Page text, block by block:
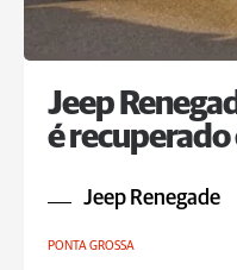
Jeep
é recuperado
Jeep Renegade
PONTA GROSSA